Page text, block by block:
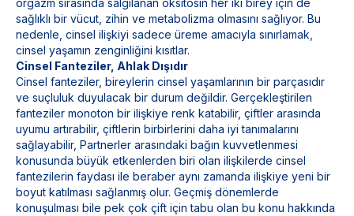
orgazm sırasında salgılanan oksitosin her iki birey için de
sağlıklı bir vücut, zihin ve metabolizma olmasını sağlıyor. Bu
nedenle, cinsel ilişkiyi sadece üreme amacıyla sınırlamak,
cinsel yaşamın zenginliğini kısıtlar.
Cinsel Fanteziler, Ahlak Dışıdır
Cinsel fanteziler, bireylerin cinsel yaşamlarının bir parçasıdır
ve suçluluk duyulacak bir durum değildir. Gerçekleştirilen
fanteziler monoton bir ilişkiye renk katabilir, çiftler arasında
uyumu artırabilir, çiftlerin birbirlerini daha iyi tanımalarını
sağlayabilir, Partnerler arasındaki bağın kuvvetlenmesi
konusunda büyük etkenlerden biri olan ilişkilerde cinsel
fantezilerin faydası ile beraber aynı zamanda ilişkiye yeni bir
boyut katılması sağlanmış olur. Geçmiş dönemlerde
konuşulması bile pek çok çift için tabu olan bu konu hakkında